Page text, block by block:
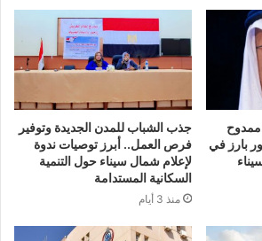
ممدوح
بارز في
جذب الشباب للمدن الجديدة وتوفير
فرص العمل.. أبرز توصيات ندوة
لإعلام شمال سيناء حول التنمية
السكانية المستدامة
منذ 3 أيام